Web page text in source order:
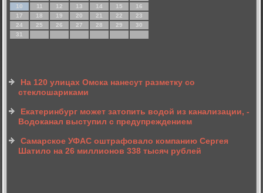
10 11 12 13 14 15
16
17
18 19 20 21 22
23
24
25 26 27 28 29
30
31
На 120 улицах Омска нанесут разметку со
стеклошариками
Екатеринбург может затопить водой из канализации, -
Водоканал выступил с предупреждением
Самарское УФАС оштрафовало компанию Сергея
Шатило на 26 миллионов 338 тысяч рублей